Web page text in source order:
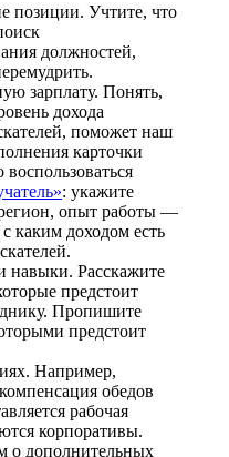
позиции. Учтите, что
должностей,
зарплату. Понять,
дохода
поможет наш
карточки
: укажите
опыт работы —
каким доходом есть
навыки. Расскажите
предстоит
Пропишите
предстоит
Например,
обедов
рабочая
корпоративы.
о дополнительных